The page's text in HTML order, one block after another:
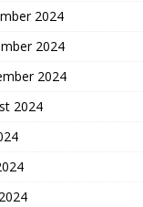
2024
2024
2024
2024